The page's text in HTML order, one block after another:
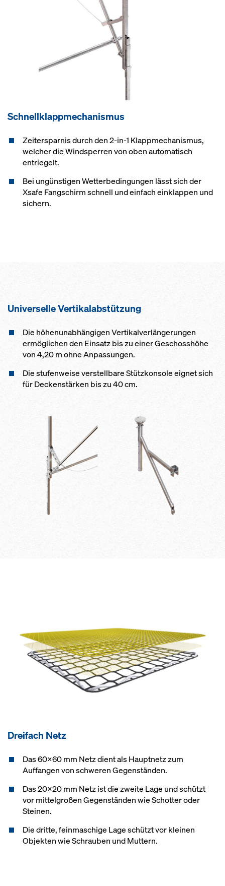
Schnellklappmechanismus
Zeitersparnis durch den 2-in-1 Klappmechanismus,
welcher die Windsperren von oben automatisch
entriegelt.
Bei ungünstigen Wetterbedingungen lässt sich der
Xsafe Fangschirm schnell und einfach einklappen und
sichern.
Universelle Vertikalabstützung
Die höhenunabhängigen Vertikalverlängerungen
ermöglichen den Einsatz bis zu einer Geschosshöhe
von 4,20 m ohne Anpassungen.
Die stufenweise verstellbare Stützkonsole eignet sich
für Deckenstärken bis zu 40 cm.
Dreifach Netz
Das 60x60 mm Netz dient als Hauptnetz zum
Auffangen von schweren Gegenständen.
Das 20x20 mm Netz ist die zweite Lage und schützt
vor mittelgroßen Gegenständen wie Schotter oder
Steinen.
Die dritte, feinmaschige Lage schützt vor kleinen
Objekten wie Schrauben und Muttern.